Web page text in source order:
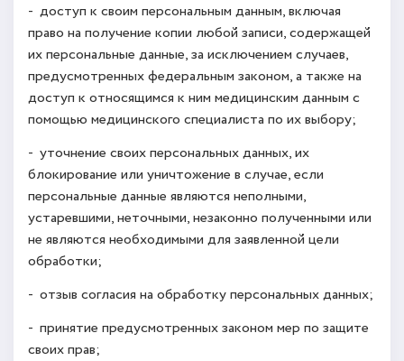
- доступ к своим персональным данным, включая
право на получение копии любой записи, содержащей
их персональные данные, за исключением случаев,
предусмотренных федеральным законом, а также на
доступ к относящимся к ним медицинским данным с
помощью медицинского специалиста по их выбору;
- уточнение своих персональных данных, их
блокирование или уничтожение в случае, если
персональные данные являются неполными,
устаревшими, неточными, незаконно полученными или
не являются необходимыми для заявленной цели
обработки;
- отзыв согласия на обработку персональных данных;
- принятие предусмотренных законом мер по защите
своих прав;